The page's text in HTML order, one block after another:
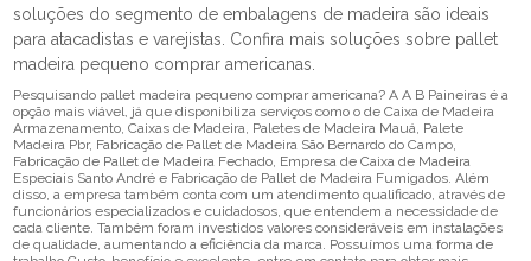
soluções do segmento de embalagens de madeira são ideais
para atacadistas e varejistas. Confira mais soluções sobre pallet
madeira pequeno comprar americanas.
Pesquisando pallet madeira pequeno comprar americana? A A B Paineiras é a
opção mais viável, já que disponibiliza serviços como o de Caixa de Madeira
Armazenamento, Caixas de Madeira, Paletes de Madeira Mauá, Palete
Madeira Pbr, Fabricação de Pallet de Madeira São Bernardo do Campo,
Fabricação de Pallet de Madeira Fechado, Empresa de Caixa de Madeira
Especiais Santo André e Fabricação de Pallet de Madeira Fumigados. Além
disso, a empresa também conta com um atendimento qualificado, através de
funcionários especializados e cuidadosos, que entendem a necessidade de
cada cliente. Também foram investidos valores consideráveis em instalações
de qualidade, aumentando a eficiência da marca. Possuímos uma forma de